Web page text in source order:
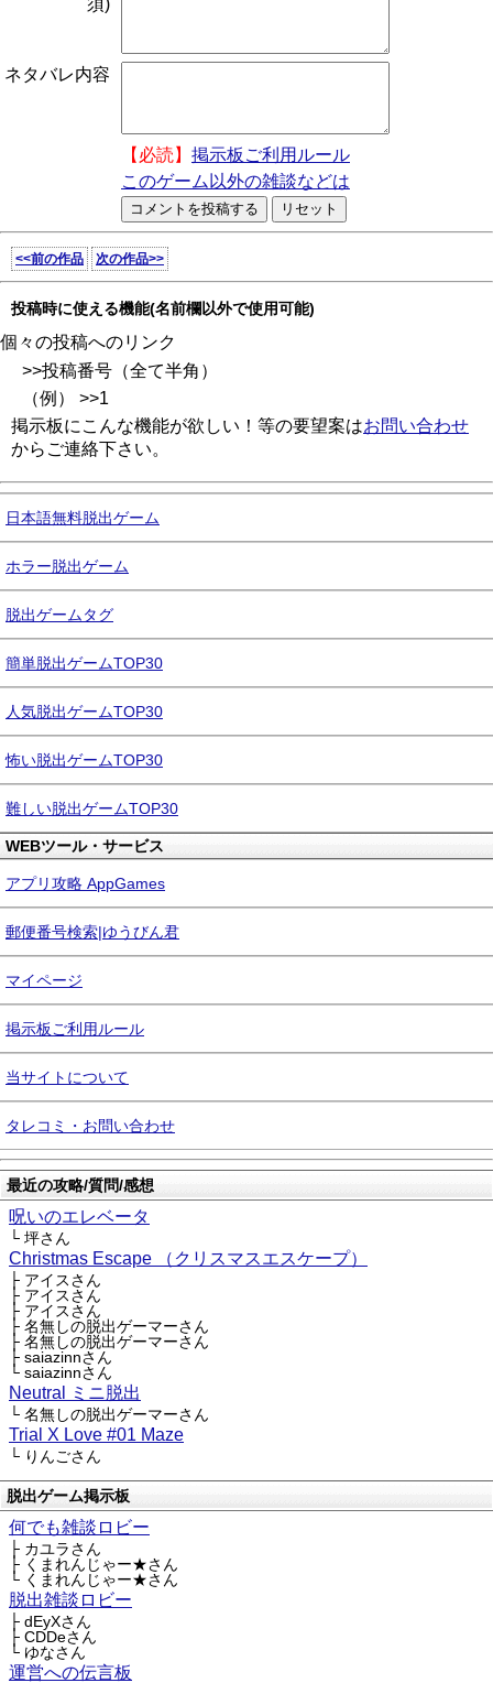
須)
ネタバレ内容
【必読】 掲示板ご利用ルール
このゲーム以外の雑談などは
<<前の作品 次の作品>>
投稿時に使える機能(名前欄以外で使用可能)
個々の投稿へのリンク
>>投稿番号（全て半角）
（例） >>1
掲示板にこんな機能が欲しい！等の要望案はお問い合わせ
からご連絡下さい。
日本語無料脱出ゲーム
ホラー脱出ゲーム
脱出ゲームタグ
簡単脱出ゲームTOP30
人気脱出ゲームTOP30
怖い脱出ゲームTOP30
難しい脱出ゲームTOP30
WEBツール・サービス
アプリ攻略 AppGames
郵便番号検索|ゆうびん君
マイページ
掲示板ご利用ルール
当サイトについて
タレコミ・お問い合わせ
最近の攻略/質問/感想
呪いのエレベータ
└ 坪さん
Christmas Escape （クリスマスエスケープ）
├ アイスさん
├ アイスさん
├ アイスさん
├ 名無しの脱出ゲーマーさん
├ 名無しの脱出ゲーマーさん
├ saiazinnさん
└ saiazinnさん
Neutral ミニ脱出
└ 名無しの脱出ゲーマーさん
Trial X Love #01 Maze
└ りんごさん
脱出ゲーム掲示板
何でも雑談ロビー
├ カユラさん
├ くまれんじゃー★さん
└ くまれんじゃー★さん
脱出雑談ロビー
├ dEyXさん
├ CDDeさん
└ ゆなさん
運営への伝言板